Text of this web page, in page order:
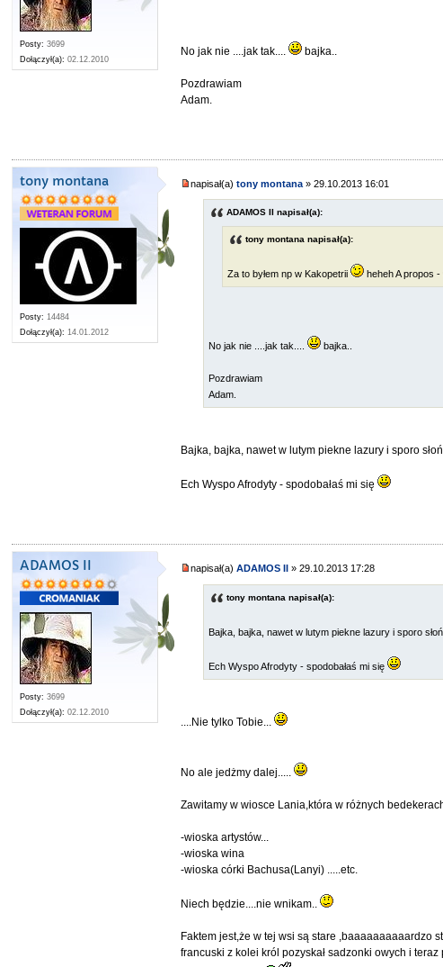
Posty: 3699
Dołączył(a): 02.12.2010
No jak nie ....jak tak.... bajka..
Pozdrawiam
Adam.
tony montana
Posty: 14484
Dołączył(a): 14.01.2012
napisał(a)tony montana » 29.10.2013 16:01
ADAMOS II napisał(a):
tony montana napisał(a):
Za to byłem np w Kakopetrii heheh A propos -
No jak nie ....jak tak.... bajka..
Pozdrawiam
Adam.
Bajka, bajka, nawet w lutym piekne lazury i sporo
Ech Wyspo Afrodyty - spodobałaś mi się
ADAMOS II
Posty: 3699
Dołączył(a): 02.12.2010
napisał(a)ADAMOS II » 29.10.2013 17:28
tony montana napisał(a):
Bajka, bajka, nawet w lutym piekne lazury i sporo
Ech Wyspo Afrodyty - spodobałaś mi się
....Nie tylko Tobie...
No ale jedżmy dalej.....
Zawitamy w wiosce Lania,która w różnych
-wioska artystów...
-wioska wina
-wioska córki Bachusa(Lanyi) .....etc.
Niech będzie....nie wnikam..
Faktem jest,że w tej wsi są stare ,baaaaaaaaaardzo
francuski z kolei król pozyskał sadzonki owych i